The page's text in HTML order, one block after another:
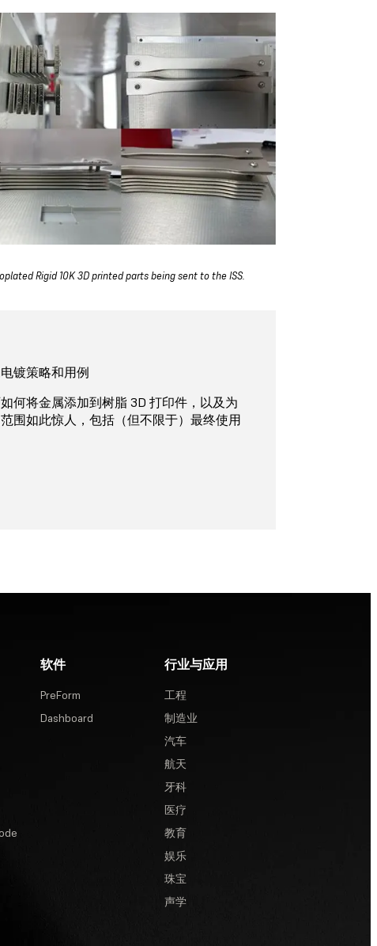
Rigid 10K 3D printed parts being sent to the ISS.
镀策略和用例
何将金属添加到树脂 3D 打印件，以及为
围如此惊人，包括（但不限于）最终使用
软件
PreForm
Dashboard
行业与应用
工程
制造业
汽车
航天
牙科
医疗
教育
娱乐
珠宝
声学